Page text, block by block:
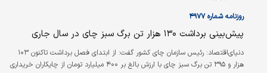
روزنامه شماره ۴۹۷۷
پیش‌بینی برداشت ۱۳۰ هزار تن برگ سبز چای در سال جاری
دنیای‌اقتصاد:
رئیس سازمان چای کشور گفت: از ابتدای فصل برداشت تاکنون ۱۰۳
هزار و ۳۹۵ تن برگ سبز چای با ارزش بالغ بر ۴۰۰ میلیارد تومان از چایکاران خریداری